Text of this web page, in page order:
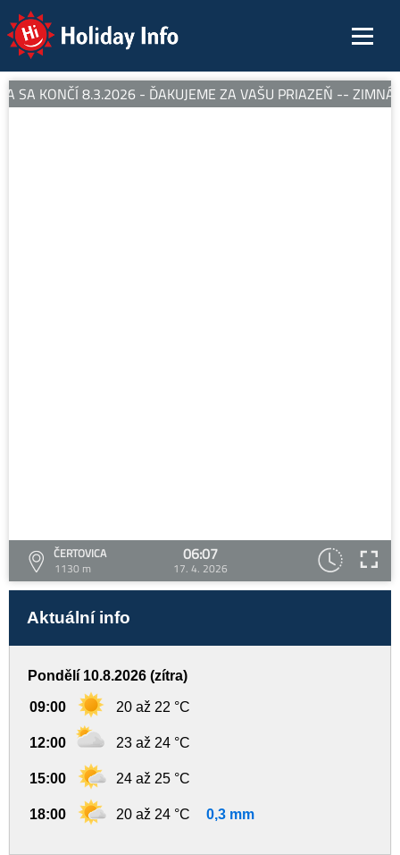
Holiday Info
SA KONČÍ 8.3.2026 - ĎAKUJEME ZA VAŠU PRIAZEŇ -- ZIMNÁ
ČERTOVICA
1130 m
06:07
17. 4. 2026
Aktuální info
Pondělí 10.8.2026 (zítra)
09:00 20 až 22 °C
12:00 23 až 24 °C
15:00 24 až 25 °C
18:00 20 až 24 °C 0,3 mm